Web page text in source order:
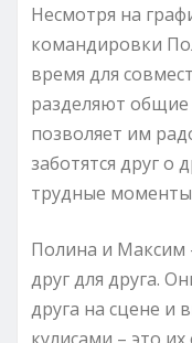
Несмотря на
командировки
время для
разделяют общие
позволяет им
заботятся друг о
трудные
Полина и Максим
друг для друга.
друга на сцене и